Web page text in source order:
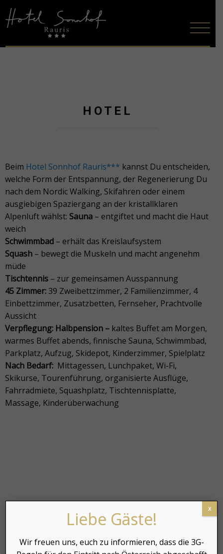
HOTEL
Beim Hotel Sonnhof Rauris*** kannst Du entscheiden,
welche Form der Entspannung, der Regenerierung Du
nach dem Nordic Walking, Skifahren oder einem
ausgiebigen Spaziergang an der kristallklaren
Alpenluft wählst: Sauna – entgiftet und macht die Haut
weich
Schwimmbad – erhält das Kreislaufsystem
Squash – bewegt die Muskeln und macht angenehm
müde
Tischtennis – zur gemeinsamen Ausspannung
45 Zimmer: 39 Zweibettzimmer, 2 Familienzimmer, 4
Einbettzimmer, Zusatzbetten, Fernseher, Prachtvolle
Aussicht
Verpflegung: Halbpension – kaltes Buffet am Morgen,
warmes Buffet abends, finnische Sauna, Schwimmbad,
Parkplatz, Aufzug, Skidepot, Kinderzimmer, Spielplatz
Nach Bedarf: Mittagessen, Lunchpaket, Wi-Fi,
Skikurse, Tourenführung, organisierte Ausflüge,
Fahrradmiete, Squashplatz, Tischtennisplatte,
Massage, Kinderüberwachung
Liebe Gäste!
Wir freuen uns, euch zu informieren, dass die 3G-
x